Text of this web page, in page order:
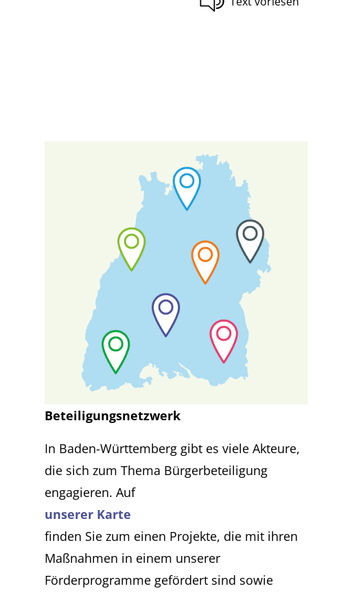
Beteiligungsnetzwerk
In Baden-Württemberg gibt es viele Akteure,
die sich zum Thema Bürgerbeteiligung
engagieren. Auf
unserer Karte
finden Sie zum einen Projekte, die mit ihren
Maßnahmen in einem unserer
Förderprogramme gefördert sind sowie